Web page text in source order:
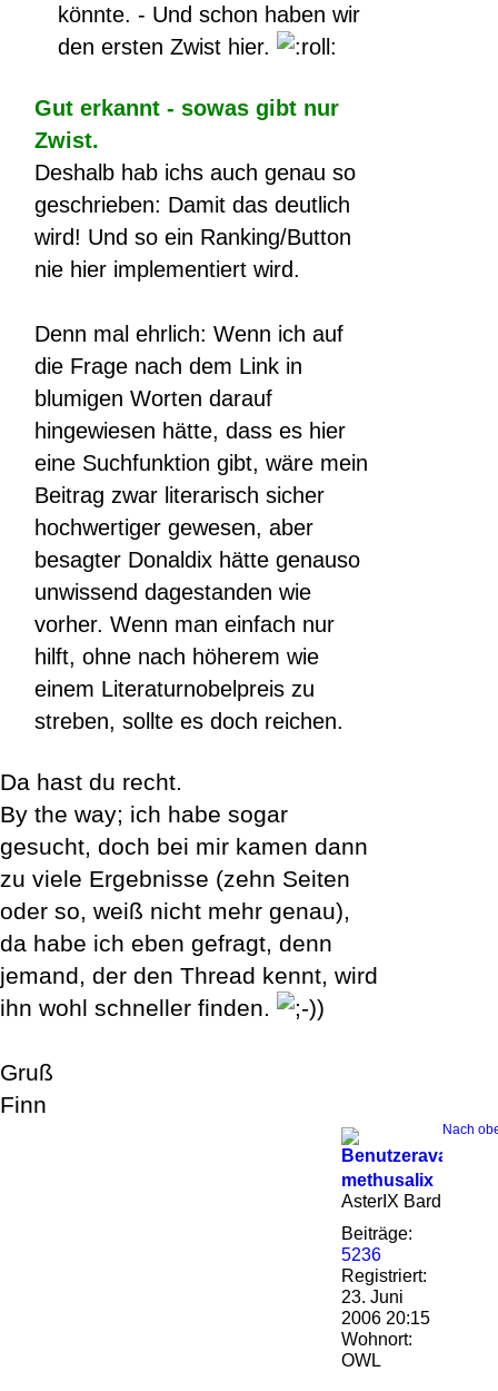
könnte. - Und schon haben wir
den ersten Zwist hier.
Gut erkannt - sowas gibt nur
Zwist.
Deshalb hab ichs auch genau so
geschrieben: Damit das deutlich
wird! Und so ein Ranking/Button
nie hier implementiert wird.
Denn mal ehrlich: Wenn ich auf
die Frage nach dem Link in
blumigen Worten darauf
hingewiesen hätte, dass es hier
eine Suchfunktion gibt, wäre mein
Beitrag zwar literarisch sicher
hochwertiger gewesen, aber
besagter Donaldix hätte genauso
unwissend dagestanden wie
vorher. Wenn man einfach nur
hilft, ohne nach höherem wie
einem Literaturnobelpreis zu
streben, sollte es doch reichen.
Da hast du recht.
By the way; ich habe sogar
gesucht, doch bei mir kamen dann
zu viele Ergebnisse (zehn Seiten
oder so, weiß nicht mehr genau),
da habe ich eben gefragt, denn
jemand, der den Thread kennt, wird
ihn wohl schneller finden.
)
Gruß
Finn
Nach
methusalix
AsterIX Bard
Beiträge:
5236
Registriert:
23. Juni
2006 20:15
Wohnort:
OWL